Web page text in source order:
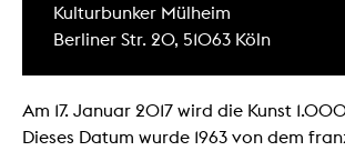
Kulturbunker Mülheim
Berliner Str. 20, 51063 Köln
Am 17. Januar 2017 wird die Kunst
Dieses Datum wurde 1963 von dem